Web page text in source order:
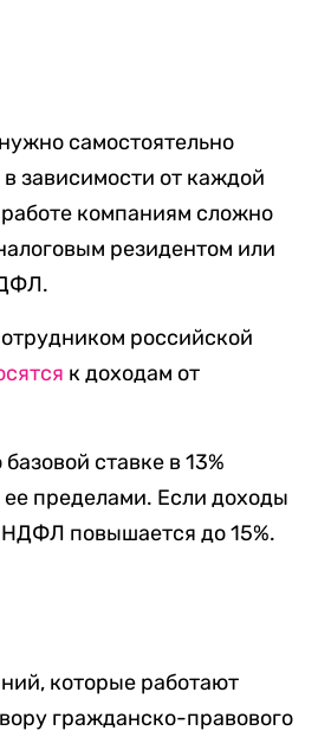
самостоятельно
зависимости от каждой
компаниям сложно
резидентом или
российской
к доходам от
ставке в 13%
ее пределами. Если доходы
повышается до 15%.
которые работают
гражданско-правового